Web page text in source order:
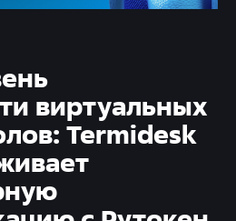
виртуальных
Termidesk